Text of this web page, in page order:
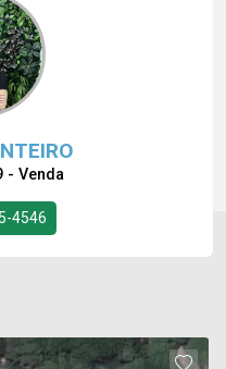
- Venda
4546